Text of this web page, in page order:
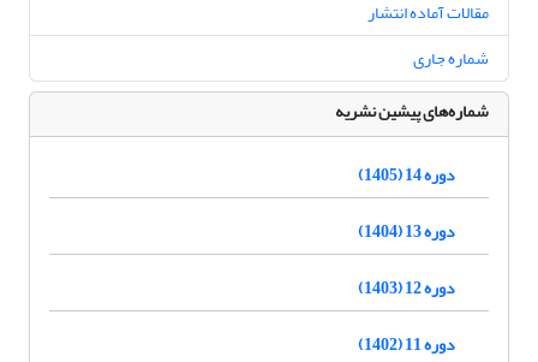
مقالات آماده انتشار
شماره جاری
شماره‌های پیشین نشریه
دوره 14 (1405)
دوره 13 (1404)
دوره 12 (1403)
دوره 11 (1402)